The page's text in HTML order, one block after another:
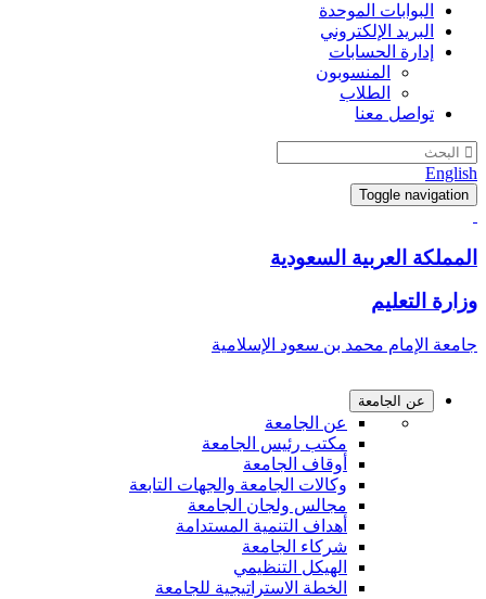
البوابات الموحدة
البريد الإلكتروني
إدارة الحسابات
المنسوبون
الطلاب
تواصل معنا
English
Toggle navigation
المملكة العربية السعودية
وزارة التعليم
جامعة الإمام محمد بن سعود الإسلامية
عن الجامعة
عن الجامعة
مكتب رئيس الجامعة
أوقاف الجامعة
وكالات الجامعة والجهات التابعة
مجالس ولجان الجامعة
أهداف التنمية المستدامة
شركاء الجامعة
الهيكل التنظيمي
الخطة الاستراتيجية للجامعة